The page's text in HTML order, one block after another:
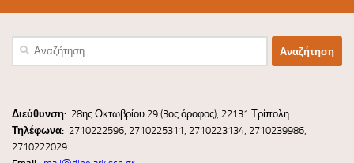
Αναζήτηση
Διεύθυνση: 28ης Οκτωβρίου 29 (3ος όροφος), 22131 Τρίπολη
Τηλέφωνα: 2710222596, 2710225311, 2710223134, 2710239986,
2710222029